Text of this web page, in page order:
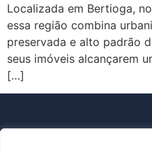
Localizada em Bertioga,
essa região combina
preservada e alto padrão
seus imóveis alcançarem
[…]